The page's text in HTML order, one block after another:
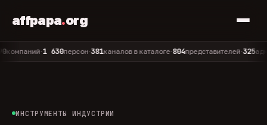
affpapa.org
•1 630персон•381каналов в каталоге•804представителей•325
ИНСТРУМЕНТЫ ИНДУСТРИИ